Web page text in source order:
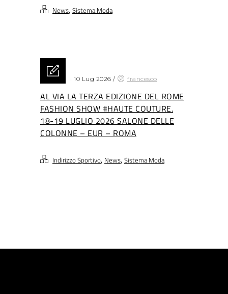
News, Sistema Moda
Posted on 10 Lug 2026 / francesco
AL VIA LA TERZA EDIZIONE DEL ROME
FASHION SHOW #HAUTE COUTURE.
18-19 LUGLIO 2026 SALONE DELLE
COLONNE – EUR – ROMA
Indirizzo Sportivo, News, Sistema Moda